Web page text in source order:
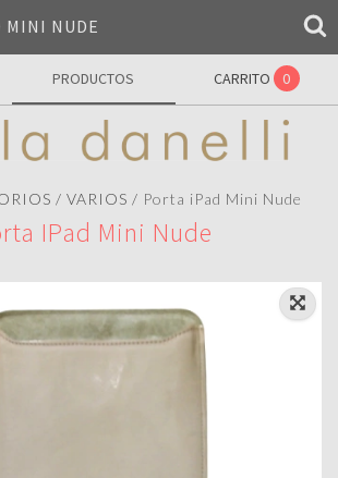
MINI NUDE
PRODUCTOS CARRITO 0
/ VARIOS / Porta iPad Mini Nude
IPad Mini Nude